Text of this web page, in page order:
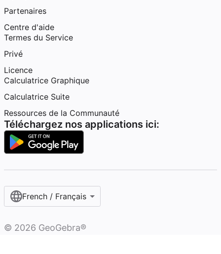
Partenaires
Centre d'aide
Termes du Service
Privé
Licence
Calculatrice Graphique
Calculatrice Suite
Ressources de la Communauté
Téléchargez nos applications ici:
French / Français‎
© 2026 GeoGebra®